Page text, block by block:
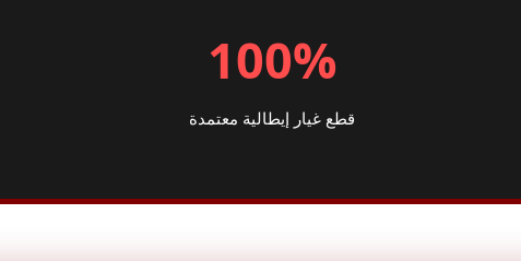
100%
قطع غيار إيطالية معتمدة